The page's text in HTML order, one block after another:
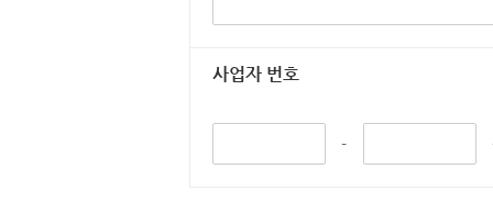
사업자 번호
-